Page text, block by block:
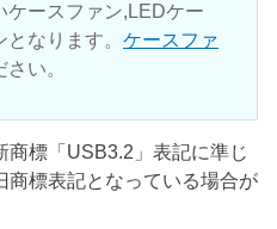
ケースファン,LEDケー
なります。 ケースファ
い。
商標「USB3.2」表記に準じ
商標表記となっている場合が